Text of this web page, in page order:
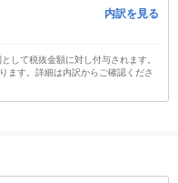
内訳を見る
して税抜金額に対し付与されます。
ます。詳細は内訳からご確認くださ